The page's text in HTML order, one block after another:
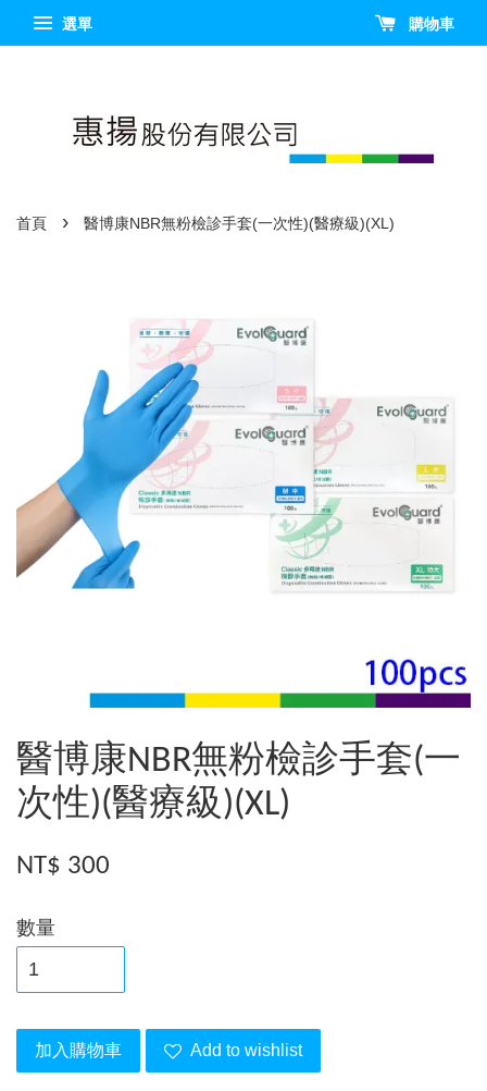
選單 購物車
首頁 › 醫博康NBR無粉檢診手套(一次性)(醫療級)(XL)
醫博康NBR無粉檢診手套(一
次性)(醫療級)(XL)
NT$ 300
數量
加入購物車 Add to wishlist